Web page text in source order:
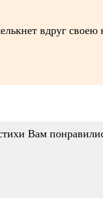
вдруг своею
Вам